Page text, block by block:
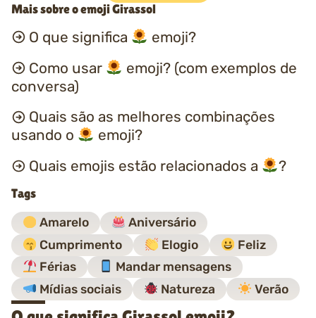
Mais sobre o emoji Girassol
O que significa
emoji?
Como usar
emoji? (com exemplos de
conversa)
Quais são as melhores combinações
usando o
emoji?
Quais emojis estão relacionados a
?
Tags
Amarelo
Aniversário
Cumprimento
Elogio
Feliz
Férias
Mandar mensagens
Mídias sociais
Natureza Verão